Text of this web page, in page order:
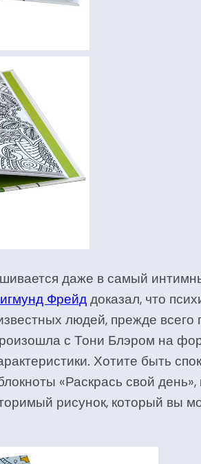
даже в самый
Фрейд доказал, что
людей, прежде
с Тони Блэром на
Хотите быть
«Раскрась свой день»,
рисунок, который вы